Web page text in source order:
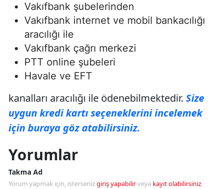
Vakıfbank şubelerinden
Vakıfbank internet ve mobil bankacılığı
aracılığı ile
Vakıfbank çağrı merkezi
PTT online şubeleri
Havale ve EFT
kanalları aracılığı ile ödenebilmektedir. Size
uygun kredi kartı seçeneklerini incelemek
için buraya göz atabilirsiniz.
Yorumlar
Takma Ad
Yorum yapmak için, istersenizgiriş yapabilirveya kayıt olabilirsiniz.